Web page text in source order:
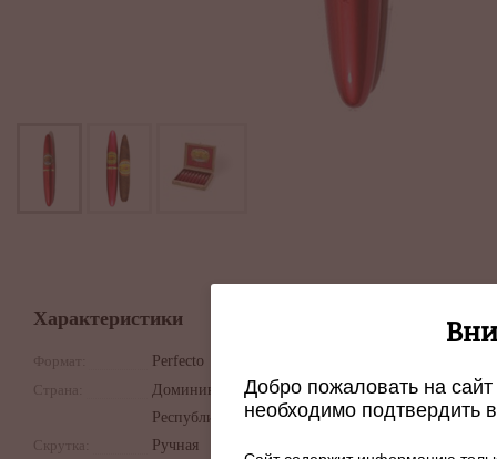
Характеристики
Формат:
Perfecto
Страна:
Доминиканская
Республика
Скрутка:
Ручная
Добро пожаловать на
необходимо подтвердить